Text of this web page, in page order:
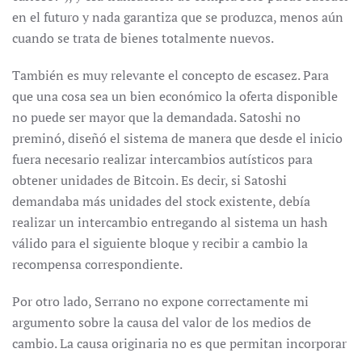
en el futuro y nada garantiza que se produzca, menos aún
cuando se trata de bienes totalmente nuevos.
También es muy relevante el concepto de escasez. Para
que una cosa sea un bien económico la oferta disponible
no puede ser mayor que la demandada. Satoshi no
preminó, diseñó el sistema de manera que desde el inicio
fuera necesario realizar intercambios autísticos para
obtener unidades de Bitcoin. Es decir, si Satoshi
demandaba más unidades del stock existente, debía
realizar un intercambio entregando al sistema un hash
válido para el siguiente bloque y recibir a cambio la
recompensa correspondiente.
Por otro lado, Serrano no expone correctamente mi
argumento sobre la causa del valor de los medios de
cambio. La causa originaria no es que permitan incorporar